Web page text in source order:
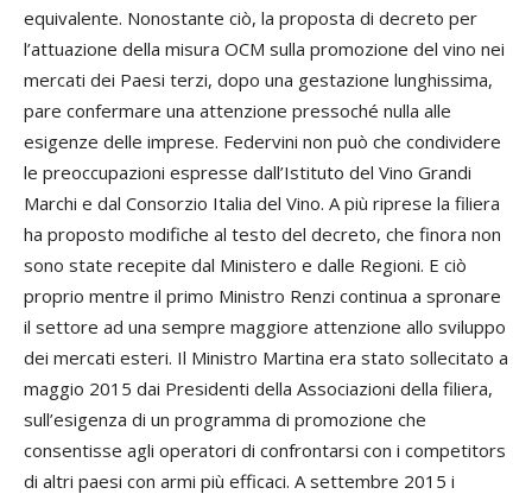
equivalente. Nonostante ciò, la proposta di decreto per
l’attuazione della misura OCM sulla promozione del vino nei
mercati dei Paesi terzi, dopo una gestazione lunghissima,
pare confermare una attenzione pressoché nulla alle
esigenze delle imprese. Federvini non può che condividere
le preoccupazioni espresse dall’Istituto del Vino Grandi
Marchi e dal Consorzio Italia del Vino. A più riprese la filiera
ha proposto modifiche al testo del decreto, che finora non
sono state recepite dal Ministero e dalle Regioni. E ciò
proprio mentre il primo Ministro Renzi continua a spronare
il settore ad una sempre maggiore attenzione allo sviluppo
dei mercati esteri. Il Ministro Martina era stato sollecitato a
maggio 2015 dai Presidenti della Associazioni della filiera,
sull’esigenza di un programma di promozione che
consentisse agli operatori di confrontarsi con i competitors
di altri paesi con armi più efficaci. A settembre 2015 i